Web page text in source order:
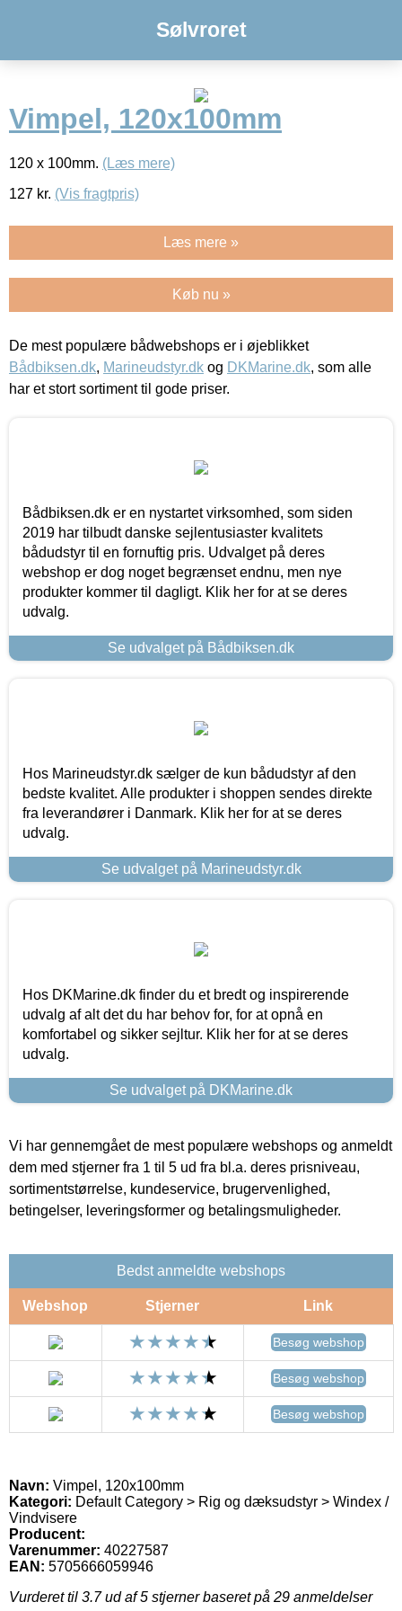
Sølvroret
Vimpel, 120x100mm
120 x 100mm. (Læs mere)
127 kr. (Vis fragtpris)
Læs mere »
Køb nu »
De mest populære bådwebshops er i øjeblikket
Bådbiksen.dk, Marineudstyr.dk og DKMarine.dk, som alle
har et stort sortiment til gode priser.
Bådbiksen.dk er en nystartet virksomhed, som siden
2019 har tilbudt danske sejlentusiaster kvalitets
bådudstyr til en fornuftig pris. Udvalget på deres
webshop er dog noget begrænset endnu, men nye
produkter kommer til dagligt. Klik her for at se deres
udvalg.
Se udvalget på Bådbiksen.dk
Hos Marineudstyr.dk sælger de kun bådudstyr af den
bedste kvalitet. Alle produkter i shoppen sendes direkte
fra leverandører i Danmark. Klik her for at se deres
udvalg.
Se udvalget på Marineudstyr.dk
Hos DKMarine.dk finder du et bredt og inspirerende
udvalg af alt det du har behov for, for at opnå en
komfortabel og sikker sejltur. Klik her for at se deres
udvalg.
Se udvalget på DKMarine.dk
Vi har gennemgået de mest populære webshops og anmeldt
dem med stjerner fra 1 til 5 ud fra bl.a. deres prisniveau,
sortimentstørrelse, kundeservice, brugervenlighed,
betingelser, leveringsformer og betalingsmuligheder.
Bedst anmeldte webshops
Webshop Stjerner Link
Besøg webshop
Besøg webshop
Besøg webshop
Navn: Vimpel, 120x100mm
Kategori: Default Category > Rig og dæksudstyr > Windex /
Vindvisere
Producent:
Varenummer: 40227587
EAN: 5705666059946
Vurderet til 3.7ud af 5 stjerner baseret på 29 anmeldelser